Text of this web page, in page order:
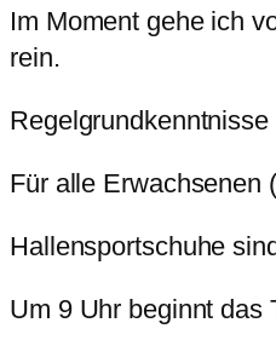
Im Moment gehe ich
rein.
Für alle Erwachsenen
Hallensportschuhe
Um 9 Uhr beginnt das